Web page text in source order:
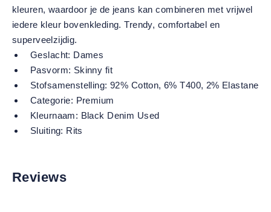
kleuren, waardoor je de jeans kan combineren met vrijwel
iedere kleur bovenkleding. Trendy, comfortabel en
superveelzijdig.
Geslacht: Dames
Pasvorm: Skinny fit
Stofsamenstelling: 92% Cotton, 6% T400, 2% Elastane
Categorie: Premium
Kleurnaam: Black Denim Used
Sluiting: Rits
Reviews